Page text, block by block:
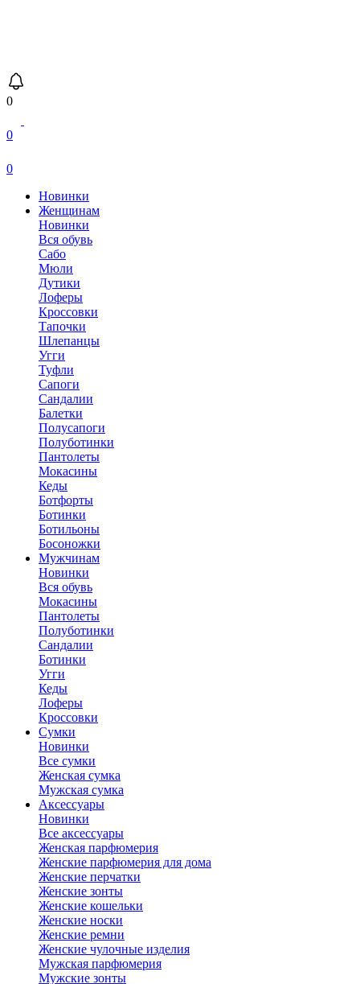
0
0
0
Новинки
Женщинам
Новинки
Вся обувь
Сабо
Мюли
Дутики
Лоферы
Кроссовки
Тапочки
Шлепанцы
Угги
Туфли
Сапоги
Сандалии
Балетки
Полусапоги
Полуботинки
Пантолеты
Мокасины
Кеды
Ботфорты
Ботинки
Ботильоны
Босоножки
Мужчинам
Новинки
Вся обувь
Мокасины
Пантолеты
Полуботинки
Сандалии
Ботинки
Угги
Кеды
Лоферы
Кроссовки
Сумки
Новинки
Все сумки
Женская сумка
Мужская сумка
Аксессуары
Новинки
Все аксессуары
Женская парфюмерия
Женские парфюмерия для дома
Женские перчатки
Женские зонты
Женские кошельки
Женские носки
Женские ремни
Женские чулочные изделия
Мужская парфюмерия
Мужские зонты